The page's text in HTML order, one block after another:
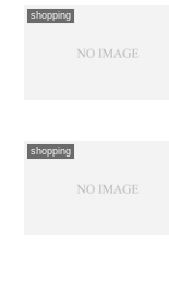
shopping
shopping